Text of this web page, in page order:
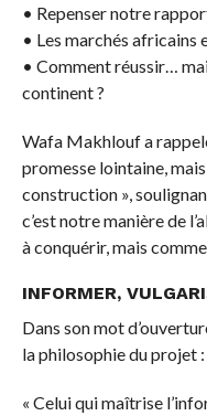
• Repenser notre
• Les marchés africains
• Comment réussir…
continent ?
Wafa Makhlouf a
promesse lointaine,
construction »,
c’est notre manière de
à conquérir, mais
INFORMER,
Dans son mot
la philosophie du projet :
« Celui qui maîtrise